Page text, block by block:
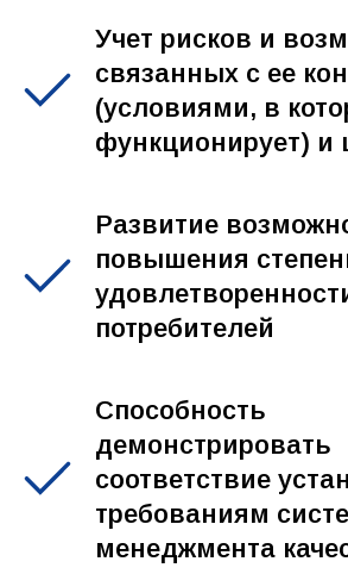
Учет рисков и
связанных с ее
(условиями, в
функционирует) и
Развитие
повышения
потребителей
Способность
демонстрировать
соответствие
требованиям
менеджмента